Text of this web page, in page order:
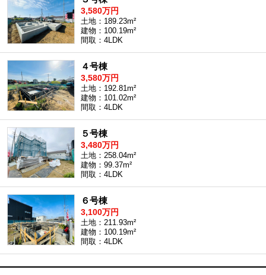
3,580万円
土地：189.23m²
建物：100.19m²
間取：4LDK
４号棟
3,580万円
土地：192.81m²
建物：101.02m²
間取：4LDK
５号棟
3,480万円
土地：258.04m²
建物：99.37m²
間取：4LDK
６号棟
3,100万円
土地：211.93m²
建物：100.19m²
間取：4LDK
沖縄全域エリア
沖縄全域エリアの新築一戸建
沖縄全域エリアの中古一戸建
沖縄全域エリアの土地
全店舗営業社員募集！